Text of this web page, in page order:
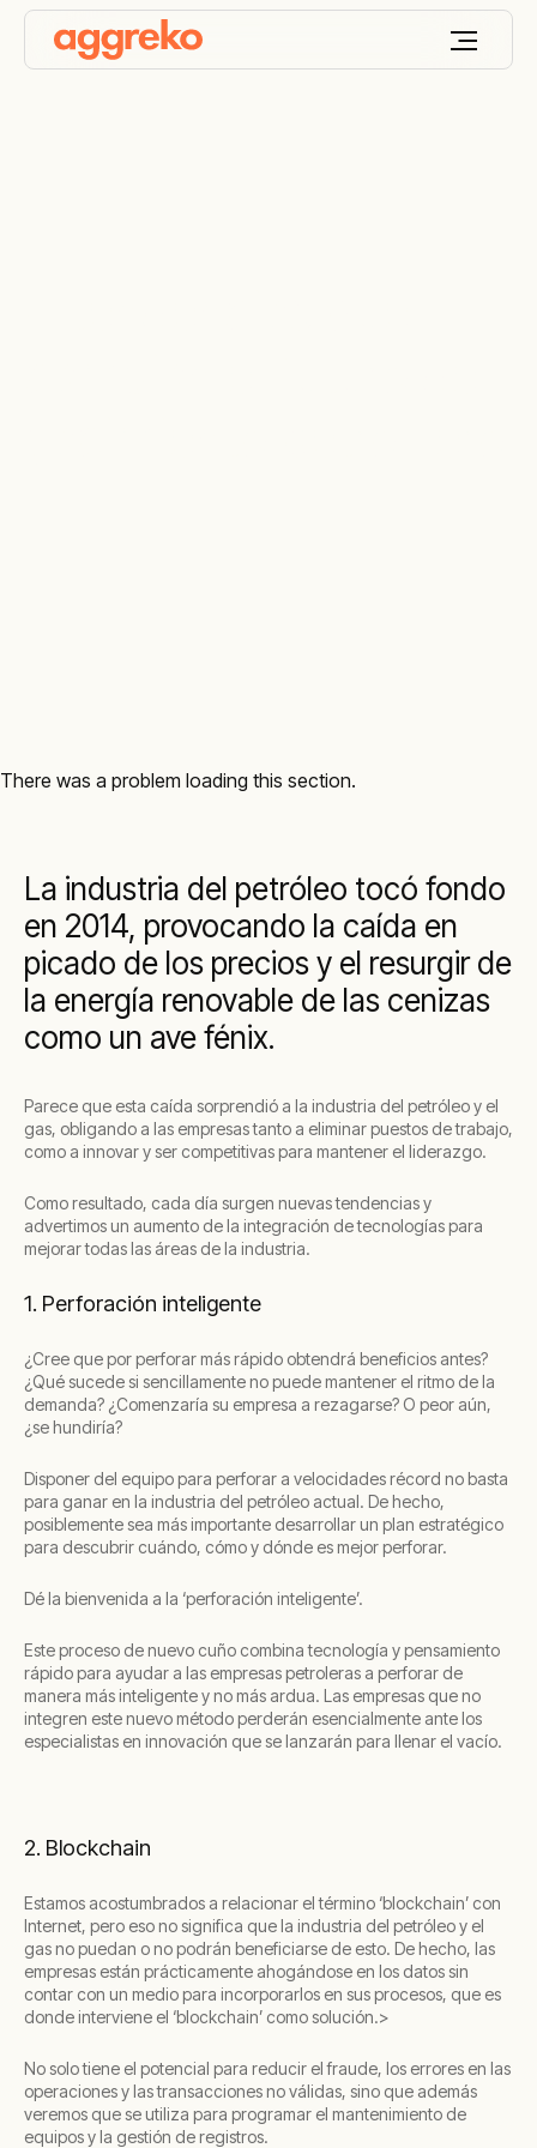
There was a problem loading this section.
La industria del petróleo tocó fondo
en 2014, provocando la caída en
picado de los precios y el resurgir de
la energía renovable de las cenizas
como un ave fénix.
Parece que esta caída sorprendió a la industria del petróleo y el
gas, obligando a las empresas tanto a eliminar puestos de trabajo,
como a innovar y ser competitivas para mantener el liderazgo.
Como resultado, cada día surgen nuevas tendencias y
advertimos un aumento de la integración de tecnologías para
mejorar todas las áreas de la industria.
1. Perforación inteligente
¿Cree que por perforar más rápido obtendrá beneficios antes?
¿Qué sucede si sencillamente no puede mantener el ritmo de la
demanda? ¿Comenzaría su empresa a rezagarse? O peor aún,
¿se hundiría?
Disponer del equipo para perforar a velocidades récord no basta
para ganar en la industria del petróleo actual. De hecho,
posiblemente sea más importante desarrollar un plan estratégico
para descubrir cuándo, cómo y dónde es mejor perforar.
Dé la bienvenida a la ‘perforación inteligente’.
Este proceso de nuevo cuño combina tecnología y pensamiento
rápido para ayudar a las empresas petroleras a perforar de
manera más inteligente y no más ardua. Las empresas que no
integren este nuevo método perderán esencialmente ante los
especialistas en innovación que se lanzarán para llenar el vacío.
2. Blockchain
Estamos acostumbrados a relacionar el término ‘blockchain’ con
Internet, pero eso no significa que la industria del petróleo y el
gas no puedan o no podrán beneficiarse de esto. De hecho, las
empresas están prácticamente ahogándose en los datos sin
contar con un medio para incorporarlos en sus procesos, que es
donde interviene el ‘blockchain’ como solución.>
No solo tiene el potencial para reducir el fraude, los errores en las
operaciones y las transacciones no válidas, sino que además
veremos que se utiliza para programar el mantenimiento de
equipos y la gestión de registros.